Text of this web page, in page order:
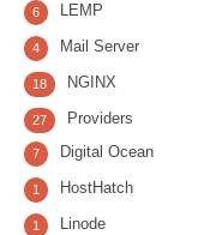
LEMP
6
Mail Server
4
NGINX
18
Providers
27
Digital Ocean
7
HostHatch
1
Linode
1